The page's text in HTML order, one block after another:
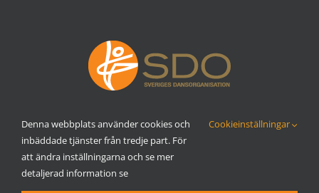
Denna webbplats använder cookies och
inbäddade tjänster från tredje part. För
att ändra inställningarna och se mer
detaljerad information se
Cookieinställningar